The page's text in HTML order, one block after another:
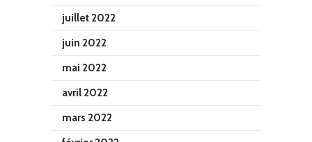
juillet 2022
juin 2022
mai 2022
avril 2022
mars 2022